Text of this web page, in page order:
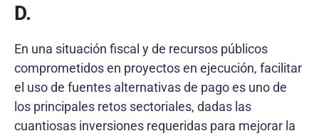
D.
En una situación fiscal y de recursos públicos
comprometidos en proyectos en ejecución, facilitar
el uso de fuentes alternativas de pago es uno de
los principales retos sectoriales, dadas las
cuantiosas inversiones requeridas para mejorar la